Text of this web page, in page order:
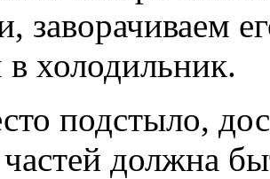
заворачиваем
холодильник.
подстыло,
должна